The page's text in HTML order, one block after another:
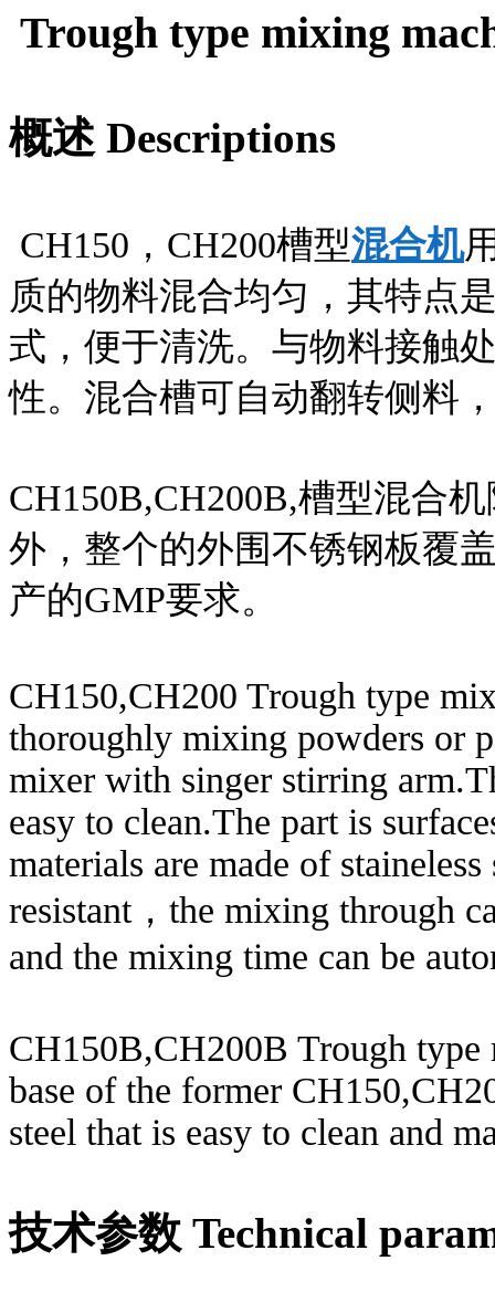
Trough type mixing
概述 Descriptions
CH150，CH200槽型混合机
质的物料混合均匀，其特点
式，便于清洗。与物料接触
性。混合槽可自动翻转侧料
CH150B,CH200B,槽型混合
外，整个的外围不锈钢板覆
产的GMP要求。
CH150,CH200 Trough type
thoroughly mixing powders or
mixer with singer stirring
easy to clean.The part is
materials are made of
resistant，the mixing through
and the mixing time can be
CH150B,CH200B Trough type
base of the former
steel that is easy to clean and
技术参数 Technical